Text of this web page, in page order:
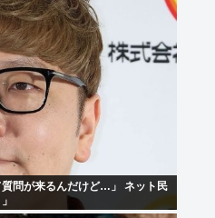
問が来るんだけど…」 ネット民